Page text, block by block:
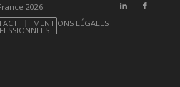
2026
MENTIONS LÉGALES